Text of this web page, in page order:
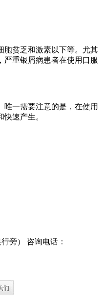
胞贫乏和激素以下等。尤其
严重银屑病患者在使用口服
一需要注意的是，在使用
速产生。
旁）
咨询电话：